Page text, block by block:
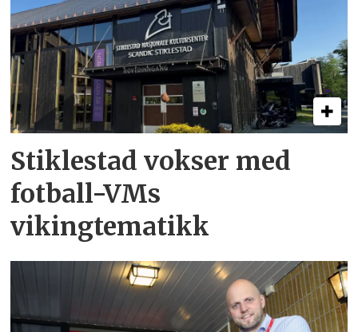
Stiklestad vokser med
fotball-VMs
vikingtematikk